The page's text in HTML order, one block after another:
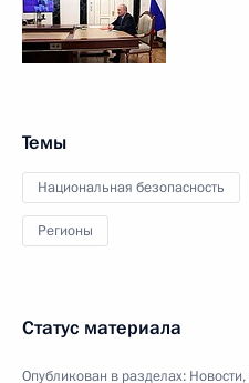
Темы
Национальная безопасность
Регионы
Статус материала
Опубликован в разделах: Новости,